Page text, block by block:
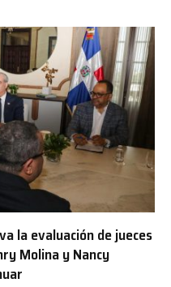
la evaluación de jueces
Molina y Nancy